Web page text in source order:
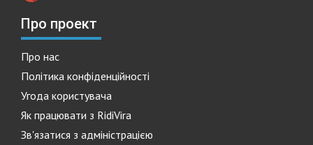
Про проект
Про нас
Політика конфіденційності
Угода користувача
Як працювати з RidiVira
Зв'язатися з адміністрацією